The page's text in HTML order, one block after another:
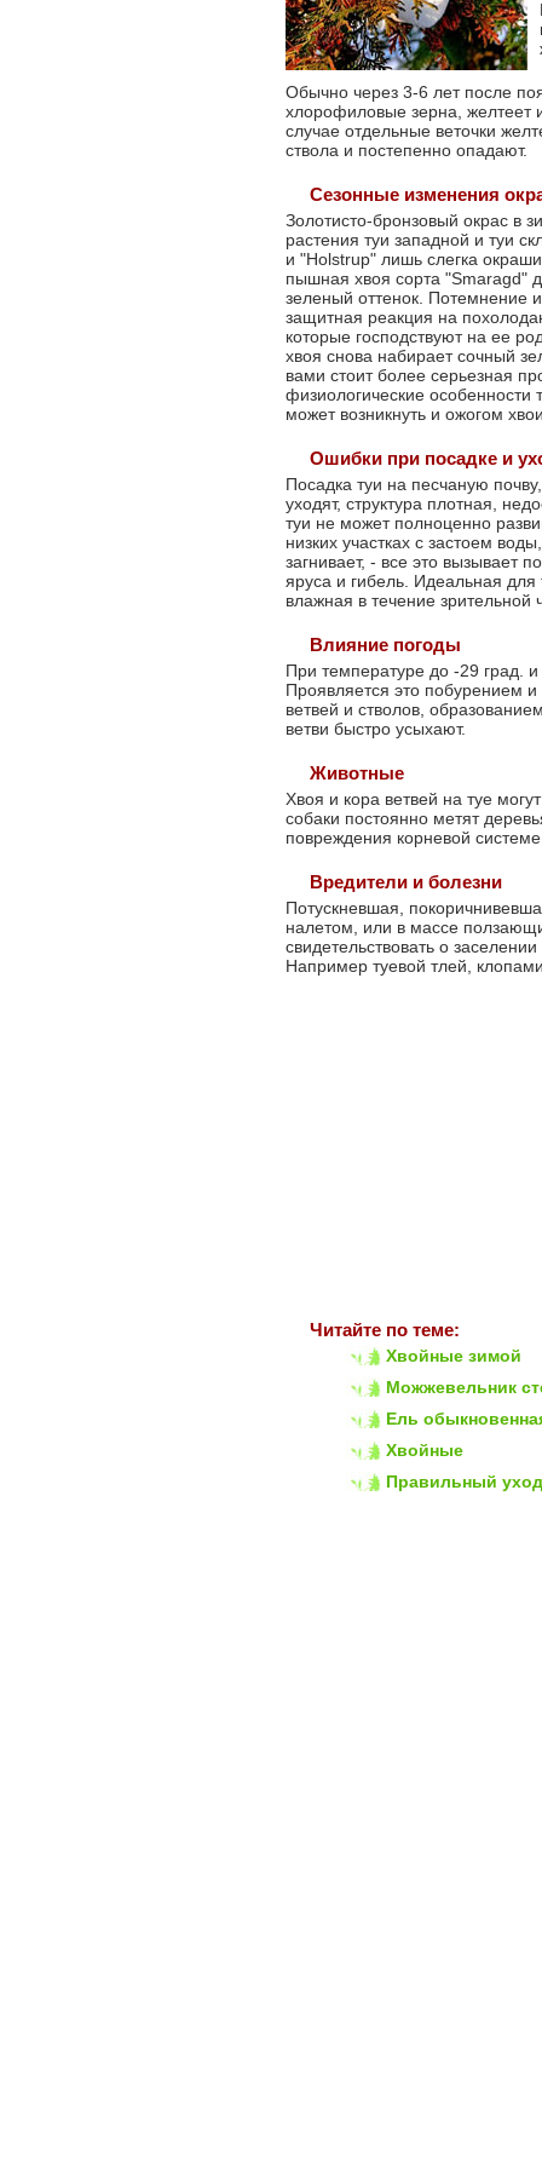
Обычно через 3-6 лет после
хлорофиловые зерна, желтеет
случае отдельные веточки
ствола и постепенно опадают.
Сезонные изменения
Золотисто-бронзовый окрас в
растения туи западной и туи
и "Holstrup" лишь слегка
пышная хвоя сорта "Smaragd"
зеленый оттенок. Потемнение
защитная реакция на
которые господствуют на ее
хвоя снова набирает сочный
вами стоит более серьезная
физиологические особенности
может возникнуть и ожогом
Ошибки при посадке и
Посадка туи на песчаную
уходят, структура плотная,
туи не может полноценно
низких участках с застоем
загнивает, - все это вызывает
яруса и гибель. Идеальная
влажная в течение зрительной
Влияние погоды
При температуре до -29 град.
Проявляется это побурением
ветвей и стволов,
ветви быстро усыхают.
Животные
Хвоя и кора ветвей на туе
собаки постоянно метят
повреждения корневой
Вредители и болезни
Потускневшая,
налетом, или в массе
свидетельствовать о
Например туевой тлей,
Читайте по теме:
Хвойные зимой
Можжевельник
Ель
Хвойные
Правильный